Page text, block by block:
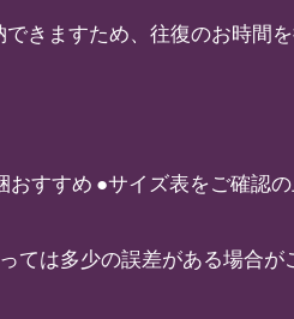
きますため、往復のお時間
おすすめ ●サイズ表をご確認
ては多少の誤差がある場合が